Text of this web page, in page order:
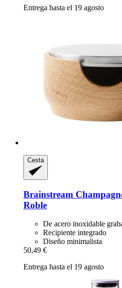
Entrega hasta el 19 agosto
Cesta
Brainstream
Roble
De acero inoxidable
Recipiente integrado
Diseño minimalista
50,49 €
Entrega hasta el 19 agosto